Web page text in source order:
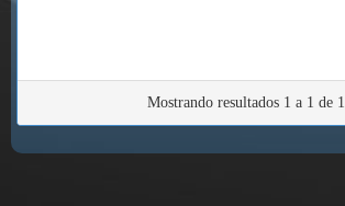
Mostrando resultados 1 a 1 de 1